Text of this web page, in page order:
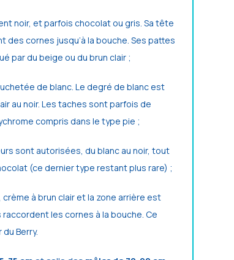
noir, et parfois chocolat ou gris. Sa tête
cornes jusqu’à la bouche. Ses pattes
par du beige ou du brun clair ;
de blanc. Le degré de blanc est
au noir. Les taches sont parfois de
compris dans le type pie ;
sont autorisées, du blanc au noir, tout
(ce dernier type restant plus rare) ;
à brun clair et la zone arrière est
les cornes à la bouche. Ce
Berry.